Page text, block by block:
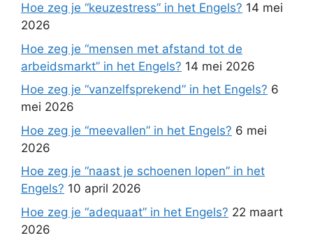
Hoe zeg je “keuzestress” in het Engels? 14 mei
2026
Hoe zeg je “mensen met afstand tot de
arbeidsmarkt” in het Engels? 14 mei 2026
Hoe zeg je “vanzelfsprekend” in het Engels? 6
mei 2026
Hoe zeg je “meevallen” in het Engels? 6 mei
2026
Hoe zeg je “naast je schoenen lopen” in het
Engels? 10 april 2026
Hoe zeg je “adequaat” in het Engels? 22 maart
2026